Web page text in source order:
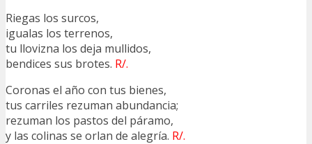
Riegas los surcos,
igualas los terrenos,
tu llovizna los deja mullidos,
bendices sus brotes. R/.
Coronas el año con tus bienes,
tus carriles rezuman abundancia;
rezuman los pastos del páramo,
y las colinas se orlan de alegría. R/.